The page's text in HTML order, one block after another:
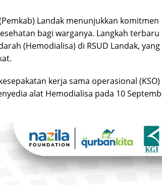
Landak menunjukkan komitmen
bagi warganya. Langkah terbaru
(Hemodialisa) di RSUD Landak, yang
kerja sama operasional (KSO)
alat Hemodialisa pada 10